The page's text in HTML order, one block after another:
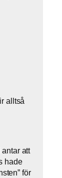
alltså
att
hade
för